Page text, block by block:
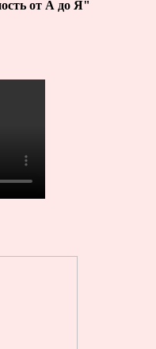
от А до Я"